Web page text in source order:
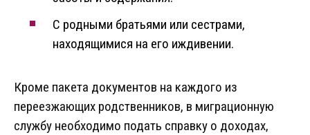
С родными братьями или сестрами,
находящимися на его иждивении.
Кроме пакета документов на каждого из
переезжающих родственников, в миграционную
службу необходимо подать справку о доходах,